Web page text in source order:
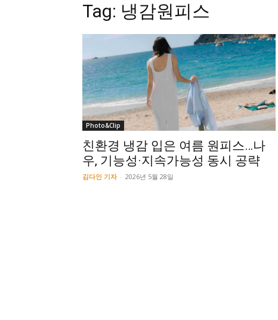
Tag: 냉감원피스
Photo&Clip
친환경 냉감 입은 여름 원피스…나
우, 기능성·지속가능성 동시 공략
김다인 기자 - 2026년 5월 28일